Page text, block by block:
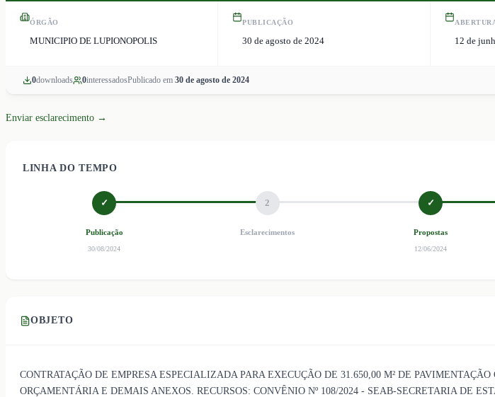
ÓRGÃO
MUNICIPIO DE LUPIONOPOLIS
PUBLICAÇÃO
30 de agosto de 2024 12 de
0downloads 0interessadosPublicado em 30 de agosto de 2024
Enviar esclarecimento →
LINHA DO TEMPO
✓
Publicação
30/08/2024
2
Esclarecimentos
✓
Propostas
12/06/2024
OBJETO
CONTRATAÇÃO DE EMPRESA ESPECIALIZADA PARA EXECUÇÃO DE 31.650,00 M² DE
ORÇAMENTÁRIA E DEMAIS ANEXOS. RECURSOS: CONVÊNIO Nº 108/2024 - SEAB-SECRETARIA DE